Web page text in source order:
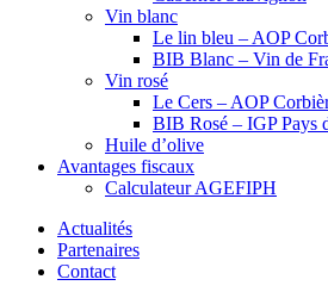
Vin blanc
Le lin bleu – AOP
BIB Blanc – Vin de
Vin rosé
Le Cers – AOP
BIB Rosé – IGP Pays
Huile d’olive
Avantages fiscaux
Calculateur AGEFIPH
Actualités
Partenaires
Contact